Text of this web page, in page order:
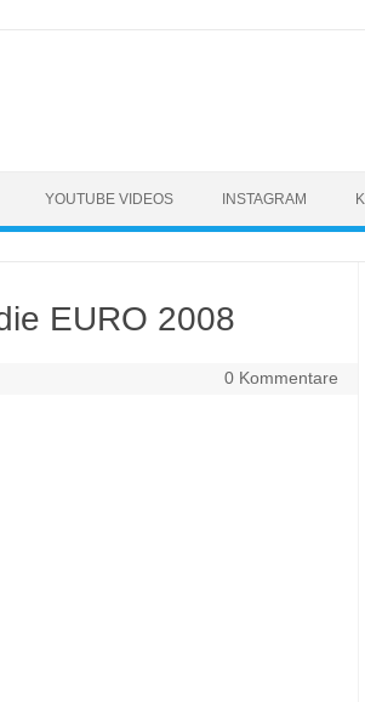
YOUTUBE VIDEOS INSTAGRAM
EURO 2008
0 Kommentare